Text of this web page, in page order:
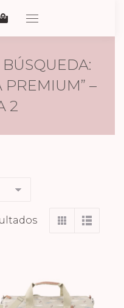
PREMIUM” –
2
Ordenado